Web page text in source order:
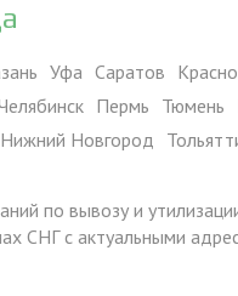
Уфа Саратов
Пермь Тюмень
Нижний Новгород
по вывозу и
СНГ с актуальными